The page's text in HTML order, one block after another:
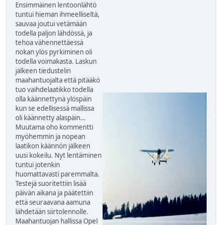
Ensimmäinen lentoonlähtö
tuntui hieman ihmeelliseltä,
sauvaa joutui vetämään
todella paljon lähdössä, ja
tehoa vähennettäessä
nokan ylös pyrkiminen oli
todella voimakasta. Laskun
jälkeen tiedustelin
maahantuojalta että pitääkö
tuo vaihdelaatikko todella
olla käännettynä ylöspäin
kun se edellisessä mallissa
oli käännetty alaspäin…
Muutama oho kommentti
myöhemmin ja nopean
laatikon käännön jälkeen
uusi kokeilu. Nyt lentäminen
tuntui jotenkin
huomattavasti paremmalta.
Testejä suoritettiin lisää
päivän aikana ja päätettiin
että seuraavana aamuna
lähdetään siirtolennolle.
Maahantuojan hallissa Opel